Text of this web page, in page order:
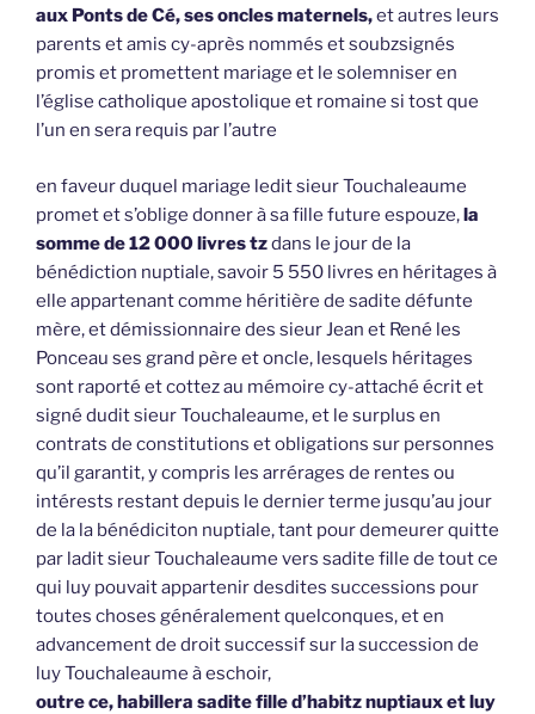
aux Ponts de Cé, ses oncles maternels,et autres leurs
parents et amis cy-après nommés et soubzsignés
promis et promettent mariage et le solemniser en
l’église catholique apostolique et romaine si tost que
l’un en sera requis par l’autre
en faveur duquel mariage ledit sieur Touchaleaume
promet et s’oblige donner à sa fille future espouze,la
somme de 12 000 livres tzdans le jour de la
bénédiction nuptiale, savoir 5 550 livres en héritages à
elle appartenant comme héritière de sadite défunte
mère, et démissionnaire des sieur Jean et René les
Ponceau ses grand père et oncle, lesquels héritages
sont raporté et cottez au mémoire cy-attaché écrit et
signé dudit sieur Touchaleaume, et le surplus en
contrats de constitutions et obligations sur personnes
qu’il garantit, y compris les arrérages de rentes ou
intérests restant depuis le dernier terme jusqu’au jour
de la la bénédiciton nuptiale, tant pour demeurer quitte
par ladit sieur Touchaleaume vers sadite fille de tout ce
qui luy pouvait appartenir desdites successions pour
toutes choses généralement quelconques, et en
advancement de droit successif sur la succession de
luy Touchaleaume à eschoir,
outre ce, habillera sadite fille d’habitz nuptiaux et luy